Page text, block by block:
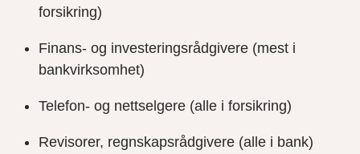
forsikring)
Finans- og investeringsrådgivere (mest i
bankvirksomhet)
Telefon- og nettselgere (alle i forsikring)
Revisorer, regnskapsrådgivere (alle i bank)